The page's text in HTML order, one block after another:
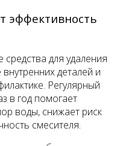
эффективность
для удаления
деталей и
Регулярный
в год помогает
воды, снижает риск
смесителя.